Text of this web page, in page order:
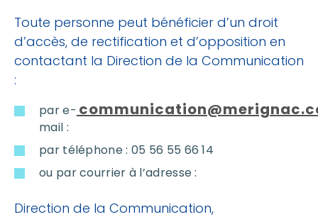
Toute personne peut bénéficier d’un droit
d’accès, de rectification et d’opposition en
contactant la Direction de la Communication
:
par e-
mail :
par téléphone : 05 56 55 66 14
ou par courrier à l’adresse :
Direction de la Communication,